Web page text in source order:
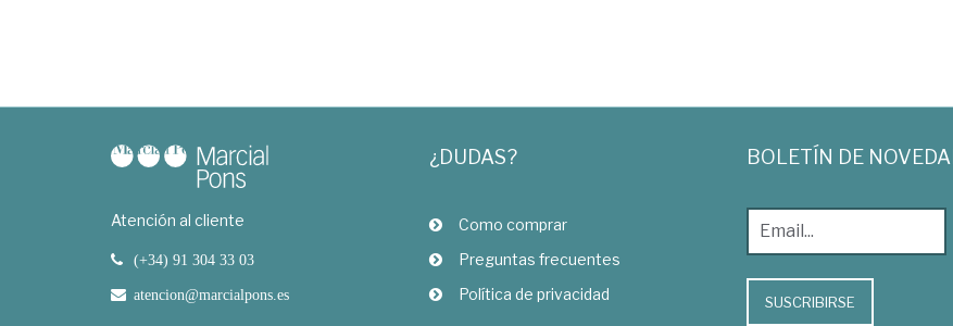
Atención al cliente
(+34) 91 304 33 03
atencion@marcialpons.es
¿DUDAS?
Como comprar
Preguntas frecuentes
Política de privacidad
BOLETÍN DE
SUSCRIBIRSE